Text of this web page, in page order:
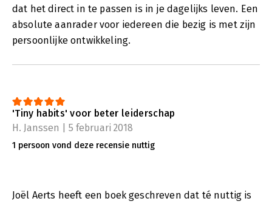
dat het direct in te passen is in je dagelijks leven. Een
absolute aanrader voor iedereen die bezig is met zijn
persoonlijke ontwikkeling.
'Tiny habits' voor beter leiderschap
H. Janssen | 5 februari 2018
1 persoon vond deze recensie nuttig
Joël Aerts heeft een boek geschreven dat té nuttig is